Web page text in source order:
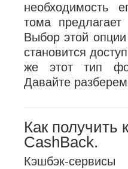
необходимость
тома
Выбор этой опции
становится
же этот тип
Давайте
Как
CashBack.
Кэшбэк-